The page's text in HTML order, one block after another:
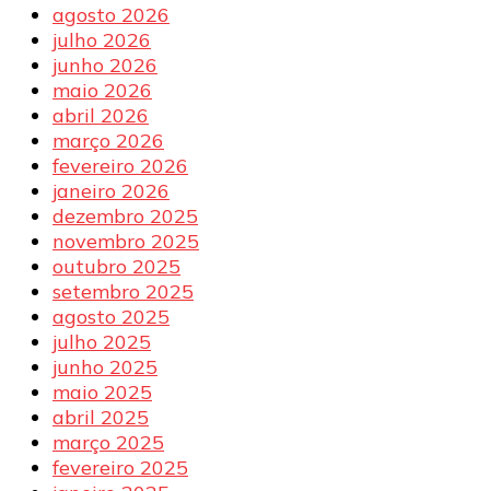
agosto 2026
julho 2026
junho 2026
maio 2026
abril 2026
março 2026
fevereiro 2026
janeiro 2026
dezembro 2025
novembro 2025
outubro 2025
setembro 2025
agosto 2025
julho 2025
junho 2025
maio 2025
abril 2025
março 2025
fevereiro 2025